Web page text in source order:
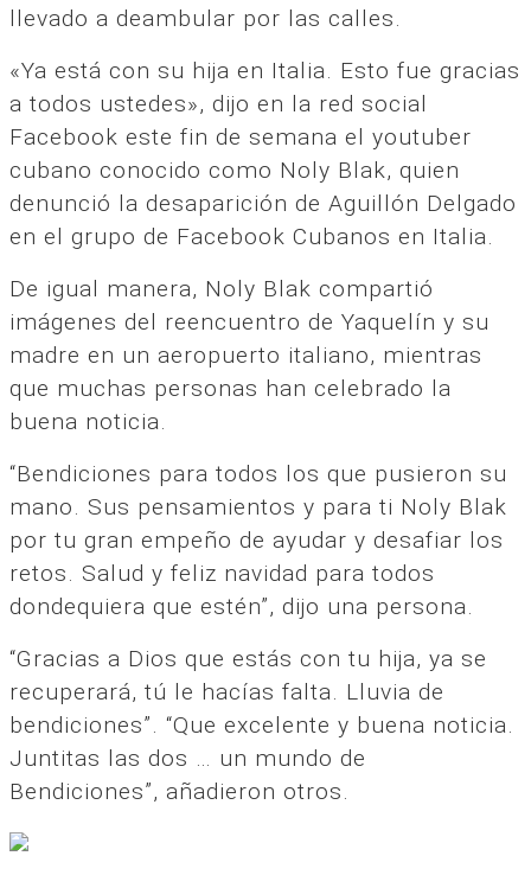
llevado a deambular por las calles.
«Ya está con su hija en Italia. Esto fue gracias
a todos ustedes», dijo en la red social
Facebook este fin de semana el youtuber
cubano conocido como Noly Blak, quien
denunció la desaparición de Aguillón Delgado
en el grupo de Facebook Cubanos en Italia.
De igual manera, Noly Blak compartió
imágenes del reencuentro de Yaquelín y su
madre en un aeropuerto italiano, mientras
que muchas personas han celebrado la
buena noticia.
“Bendiciones para todos los que pusieron su
mano. Sus pensamientos y para ti Noly Blak
por tu gran empeño de ayudar y desafiar los
retos. Salud y feliz navidad para todos
dondequiera que estén”, dijo una persona.
“Gracias a Dios que estás con tu hija, ya se
recuperará, tú le hacías falta. Lluvia de
bendiciones”. “Que excelente y buena noticia.
Juntitas las dos … un mundo de
Bendiciones”, añadieron otros.